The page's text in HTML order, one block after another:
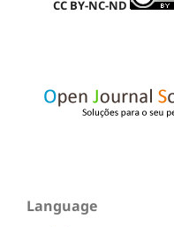
CC BY-NC-ND
Language